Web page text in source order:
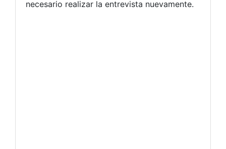
necesario realizar la entrevista nuevamente.